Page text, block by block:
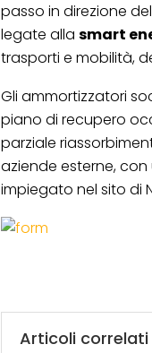
passo in direzione
legate alla smart
trasporti e mobilità,
Gli ammortizzatori
piano di recupero
parziale
aziende esterne,
impiegato nel sito di
Articoli correlati